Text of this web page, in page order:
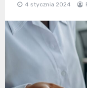
4 stycznia 2024